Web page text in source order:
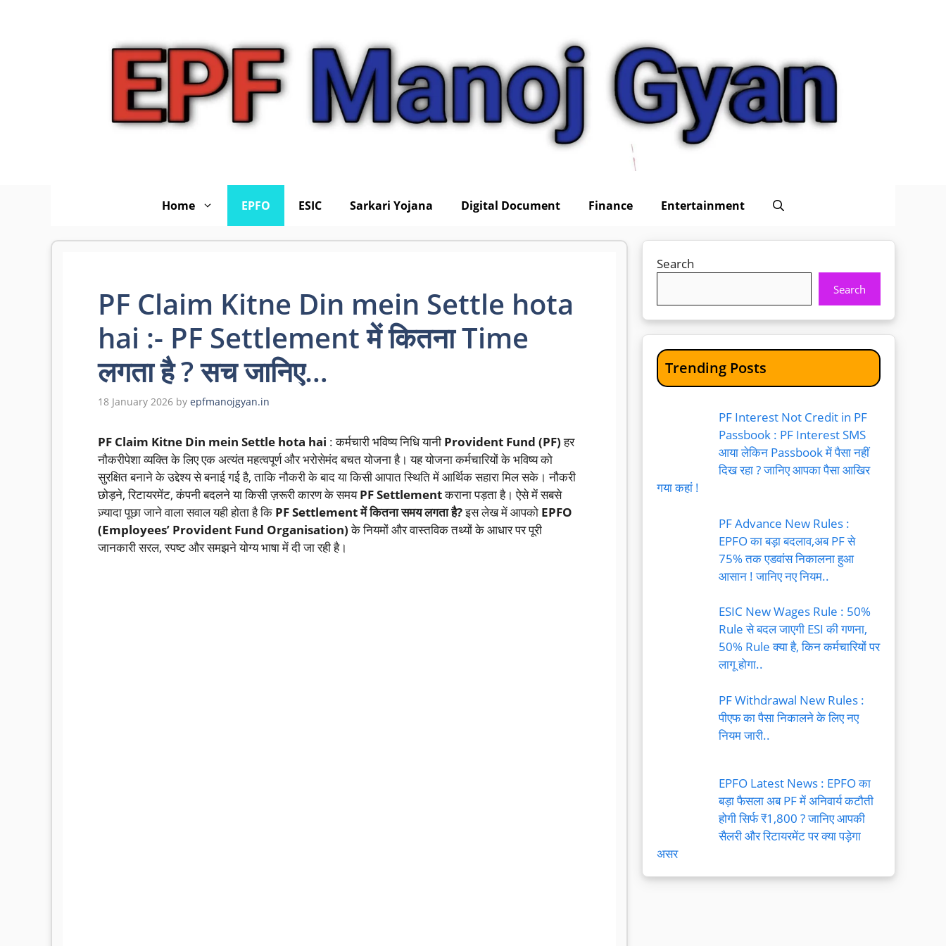
Home EPFO ESIC Sarkari Yojana Digital Document Finance Entertainment
PF Claim Kitne Din mein Settle hota
hai :- PF Settlement में कितना Time
लगता है ? सच जानिए…
18 January 2026 by epfmanojgyan.in
PF Claim Kitne Din mein Settle hota hai : कर्मचारी भविष्य निधि यानी Provident Fund (PF)हर
नौकरीपेशा व्यक्ति के लिए एक अत्यंत महत्वपूर्ण और भरोसेमंद बचत योजना है। यह योजना कर्मचारियों के भविष्य को
सुरक्षित बनाने के उद्देश्य से बनाई गई है, ताकि नौकरी के बाद या किसी आपात स्थिति में आर्थिक सहारा मिल सके। नौकरी
छोड़ने, रिटायरमेंट, कंपनी बदलने या किसी ज़रूरी कारण के समयPF Settlementकराना पड़ता है। ऐसे में सबसे
ज़्यादा पूछा जाने वाला सवाल यही होता है कि PF Settlement में कितना समय लगता है?इस लेख में आपको EPFO
(Employees’ Provident Fund Organisation)के नियमों और वास्तविक तथ्यों के आधार पर पूरी
जानकारी सरल, स्पष्ट और समझने योग्य भाषा में दी जा रही है।
Search
Search
Trending Posts
PF Interest Not Credit in PF
Passbook : PF Interest SMS
आया लेकिन Passbook में पैसा नहीं
दिख रहा ? जानिए आपका पैसा आखिर
गया कहां !
PF Advance New Rules :
EPFO का बड़ा बदलाव,अब PF से
75% तक एडवांस निकालना हुआ
आसान ! जानिए नए नियम..
ESIC New Wages Rule : 50%
Rule से बदल जाएगी ESI की गणना,
50% Rule क्या है, किन कर्मचारियों पर
लागू होगा..
PF Withdrawal New Rules :
पीएफ का पैसा निकालने के लिए नए
नियम जारी..
EPFO Latest News : EPFO का
बड़ा फैसला अब PF में अनिवार्य कटौती
होगी सिर्फ ₹1,800 ? जानिए आपकी
सैलरी और रिटायरमेंट पर क्या पड़ेगा
असर